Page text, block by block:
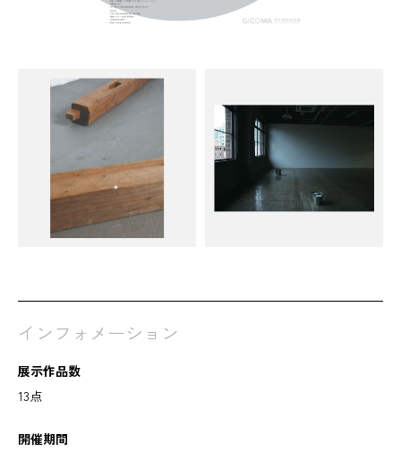
インフォメーション
展示作品数
13点
開催期間